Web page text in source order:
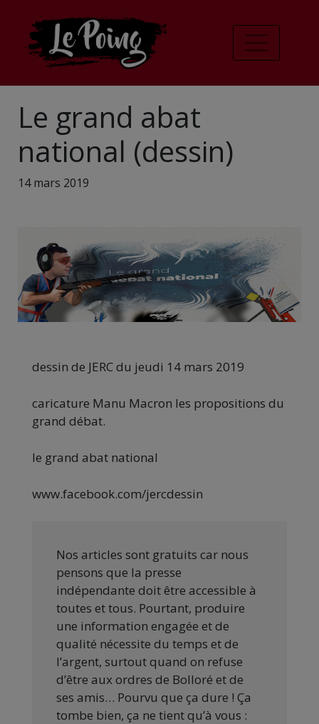
Le grand abat
national (dessin)
14 mars 2019
dessin de JERC du jeudi 14 mars 2019
caricature Manu Macron les propositions du
grand débat.
le grand abat national
www.facebook.com/jercdessin
Nos articles sont gratuits car nous
pensons que la presse
indépendante doit être accessible à
toutes et tous. Pourtant, produire
une information engagée et de
qualité nécessite du temps et de
l’argent, surtout quand on refuse
d’être aux ordres de Bolloré et de
ses amis… Pourvu que ça dure ! Ça
tombe bien, ça ne tient qu’à vous :